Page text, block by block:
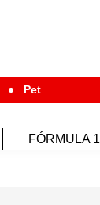
Pet
FÓRMULA 1